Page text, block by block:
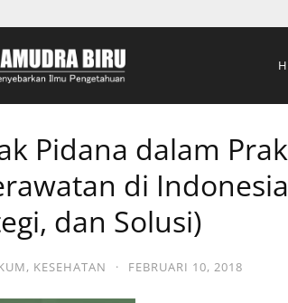
Pidana dalam
di
dan Solusi)
, KESEHATAN · FEBRUARI 10, 2018